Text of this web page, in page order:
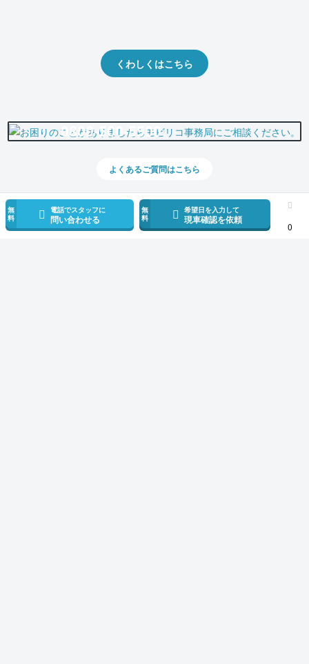
無
料
電話でスタッフに
問い合わせる
無
料
希望日を入力して
現車確認を依頼
0
くわしくはこちら
0800-500-5500
よくあるご質問はこちら